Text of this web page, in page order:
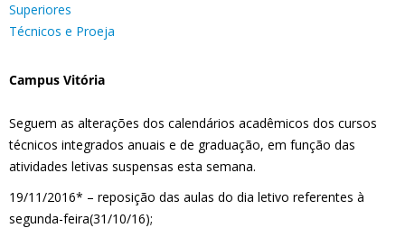
Superiores
Técnicos e Proeja
Campus Vitória
Seguem as alterações dos calendários acadêmicos dos cursos
técnicos integrados anuais e de graduação, em função das
atividades letivas suspensas esta semana.
19/11/2016* – reposição das aulas do dia letivo referentes à
segunda-feira(31/10/16);